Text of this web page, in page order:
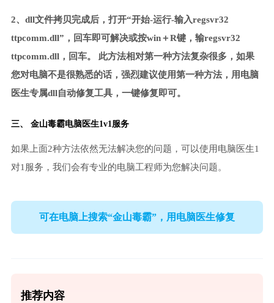
2、dll文件拷贝完成后，打开“开始-运行-输入regsvr32
ttpcomm.dll”，回车即可解决或按win＋R键，输regsvr32
ttpcomm.dll，回车。 此方法相对第一种方法复杂很多，如果
您对电脑不是很熟悉的话，强烈建议使用第一种方法，用电脑
医生专属dll自动修复工具，一键修复即可。
三、 金山毒霸电脑医生1v1服务
如果上面2种方法依然无法解决您的问题，可以使用电脑医生1
对1服务，我们会有专业的电脑工程师为您解决问题。
可在电脑上搜索“金山毒霸”，用电脑医生修复
推荐内容